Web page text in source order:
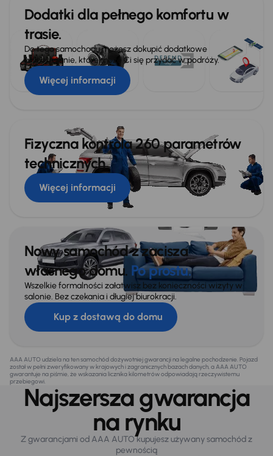
Dodatki dla pełnego komfortu w
trasie.
Do tego samochodu możesz dokupić dodatkowe
wyposażenie, które może Ci się przydać w podróży.
Więcej informacji
Fizyczna kontrola 260 parametrów
technicznych
Więcej informacji
Nowy samochód z zacisza
własnego domu. Po prostu.
Wszelkie formalności załatwisz bez konieczności wizyty w
salonie. Bez czekania i długiej biurokracji.
Kup z dostawą do domu
AAA AUTO udziela na ten samochód dożywotniej gwarancji na legalne pochodzenie. Pojazd
został w pełni zweryfikowany w krajowych i zagranicznych bazach danych, a AAA AUTO
gwarantuje na piśmie, że wskazania licznika kilometrów odpowiadają rzeczywistemu
przebiegowi.
Najszersza gwarancja
na rynku
Z gwarancjami od AAA AUTO kupujesz używany samochód z
pewnością